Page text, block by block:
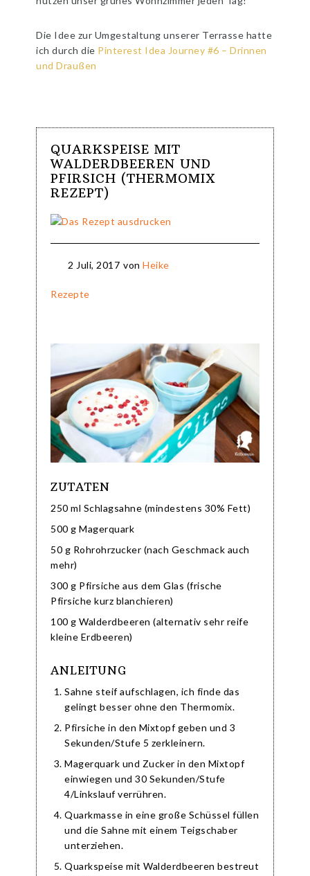
Die Idee zur Umgestaltung unserer Terrasse hatte
ich durch die Pinterest Idea Journey #6 – Drinnen
und Draußen
QUARKSPEISE MIT
WALDERDBEEREN UND
PFIRSICH (THERMOMIX
REZEPT)
2 Juli, 2017 vonHeike
Rezepte
ZUTATEN
250 ml Schlagsahne (mindestens 30% Fett)
500 g Magerquark
50 g Rohrohrzucker (nach Geschmack auch
mehr)
300 g Pfirsiche aus dem Glas (frische
Pfirsiche kurz blanchieren)
100 g Walderdbeeren (alternativ sehr reife
kleine Erdbeeren)
ANLEITUNG
Sahne steif aufschlagen, ich finde das
gelingt besser ohne den Thermomix.
Pfirsiche in den Mixtopf geben und 3
Sekunden/Stufe 5 zerkleinern.
Magerquark und Zucker in den Mixtopf
einwiegen und 30 Sekunden/Stufe
4/Linkslauf verrühren.
Quarkmasse in eine große Schüssel füllen
und die Sahne mit einem Teigschaber
unterziehen.
Quarkspeise mit Walderdbeeren bestreut